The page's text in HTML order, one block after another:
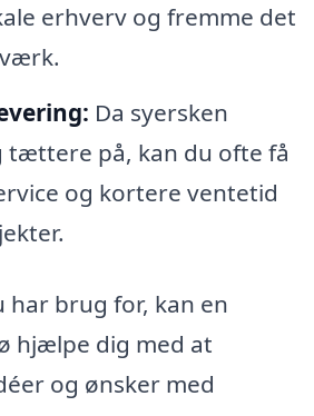
erhverv og fremme det
Da syersken
tættere på, kan du ofte få
og kortere ventetid
har brug for, kan en
hjælpe dig med at
og ønsker med